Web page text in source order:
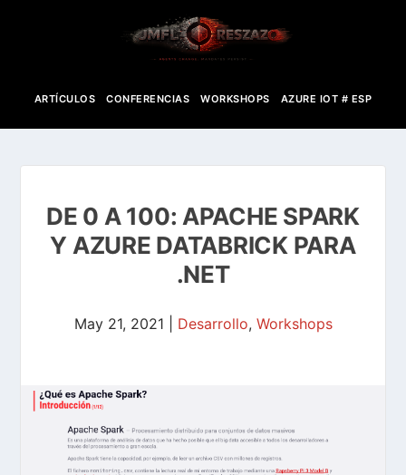
ARTÍCULOS CONFERENCIAS WORKSHOPS AZURE IOT # ESP
DE 0 A 100: APACHE SPARK
Y AZURE DATABRICK PARA
.NET
May 21, 2021 Desarrollo, Workshops